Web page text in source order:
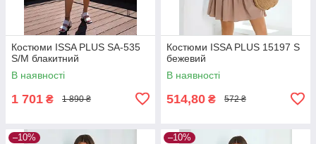
Костюми ISSA PLUS SA-535
S/M блакитний
В наявності
1 701 ₴ 1 890 ₴
Костюми ISSA PLUS 15197 S
бежевий
В наявності
514,80 ₴ 572 ₴
–10% –10%